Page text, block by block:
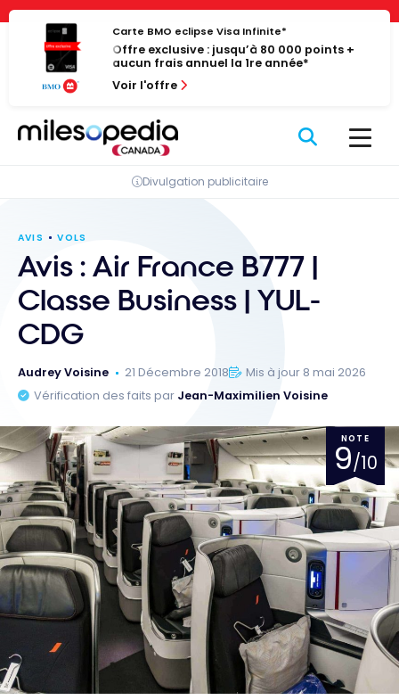
Panneau de gestion des cookies
Passer
contenu
Carte BMO eclipse Visa Infinite*
Offre exclusive : jusqu’à 80 000 points +
aucun frais annuel la 1re année*
Voir l'offre
Divulgation publicitaire
AVIS VOLS
Avis : Air France B777 |
Classe Business | YUL-
CDG
Audrey Voisine 21 Décembre 2018
Mis à jour 8 mai 2026
Vérification des faits par Jean-Maximilien Voisine
NOTE
9/10